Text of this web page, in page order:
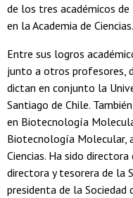
de los tres académicos de
en la Academia de Ciencias.
Entre sus logros
junto a otros profesores,
dictan en conjunto la
Santiago de Chile.
en Biotecnología
Biotecnología Molecular,
Ciencias. Ha sido
directora y tesorera de la
presidenta de la Sociedad